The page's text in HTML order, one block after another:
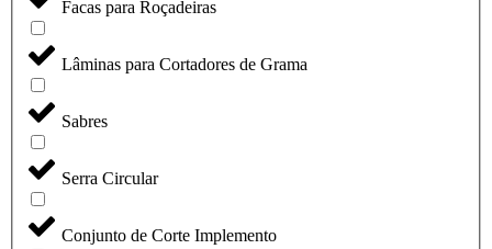
Facas para Roçadeiras
Lâminas para Cortadores de Grama
Sabres
Serra Circular
Conjunto de Corte Implemento